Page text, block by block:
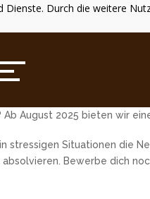
Durch die weitere
August 2025 bieten wir
stressigen Situationen die
Bewerbe dich